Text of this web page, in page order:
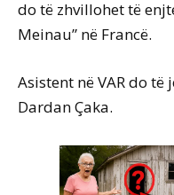
do të zhvillohet të
Meinau” në Francë.
Asistent në VAR do
Dardan Çaka.